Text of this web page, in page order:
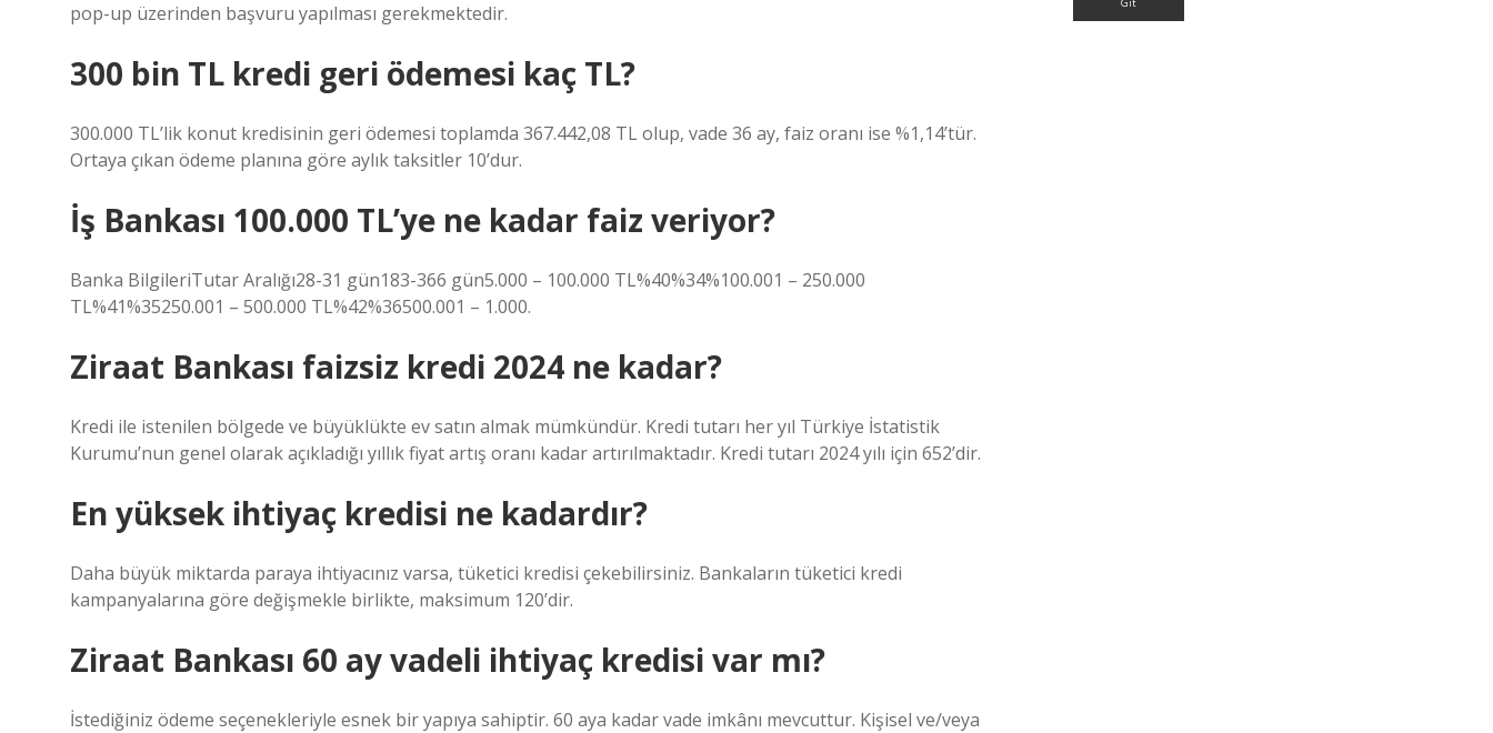
pop-up üzerinden başvuru yapılması gerekmektedir.
300 bin TL kredi geri ödemesi kaç TL?
300.000 TL’lik konut kredisinin geri ödemesi toplamda 367.442,08 TL olup, vade 36 ay, faiz oranı ise %1,14’tür.
Ortaya çıkan ödeme planına göre aylık taksitler 10’dur.
İş Bankası 100.000 TL’ye ne kadar faiz veriyor?
Banka BilgileriTutar Aralığı28-31 gün183-366 gün5.000 – 100.000 TL%40%34%100.001 – 250.000
TL%41%35250.001 – 500.000 TL%42%36500.001 – 1.000.
Ziraat Bankası faizsiz kredi 2024 ne kadar?
Kredi ile istenilen bölgede ve büyüklükte ev satın almak mümkündür. Kredi tutarı her yıl Türkiye İstatistik
Kurumu’nun genel olarak açıkladığı yıllık fiyat artış oranı kadar artırılmaktadır. Kredi tutarı 2024 yılı için 652’dir.
En yüksek ihtiyaç kredisi ne kadardır?
Daha büyük miktarda paraya ihtiyacınız varsa, tüketici kredisi çekebilirsiniz. Bankaların tüketici kredi
kampanyalarına göre değişmekle birlikte, maksimum 120’dir.
Ziraat Bankası 60 ay vadeli ihtiyaç kredisi var mı?
İstediğiniz ödeme seçenekleriyle esnek bir yapıya sahiptir. 60 aya kadar vade imkânı mevcuttur. Kişisel ve/veya